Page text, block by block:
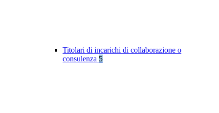
Titolari di incarichi di collaborazione o
consulenza 5